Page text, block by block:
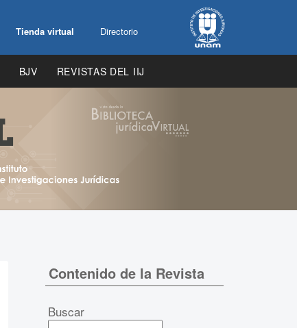
Tienda virtual Directorio
BJV REVISTAS DEL IIJ
Contenido de la Revista
Buscar